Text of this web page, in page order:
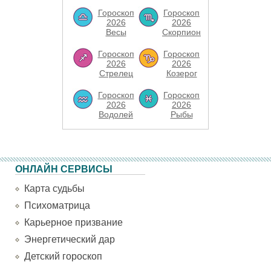
Гороскоп
2026
Весы
Гороскоп
2026
Скорпион
Гороскоп
2026
Стрелец
Гороскоп
2026
Козерог
Гороскоп
2026
Водолей
Гороскоп
2026
Рыбы
ОНЛАЙН СЕРВИСЫ
Карта судьбы
Психоматрица
Карьерное призвание
Энергетический дар
Детский гороскоп